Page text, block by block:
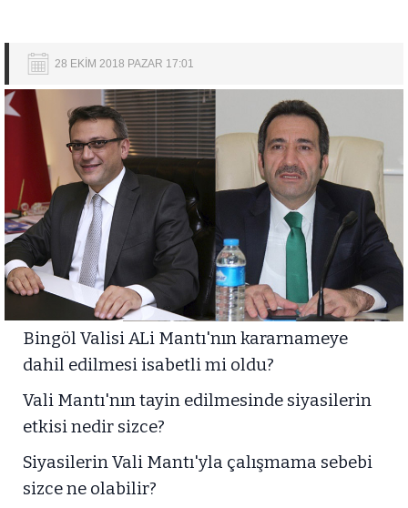
28 EKİM 2018 PAZAR 17:01
Bingöl Valisi ALi Mantı'nın kararnameye
dahil edilmesi isabetli mi oldu?
Vali Mantı'nın tayin edilmesinde siyasilerin
etkisi nedir sizce?
Siyasilerin Vali Mantı'yla çalışmama sebebi
sizce ne olabilir?